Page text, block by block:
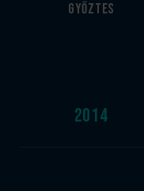
győztes
2014